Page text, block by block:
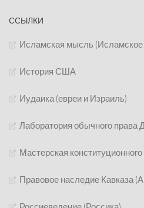
ССЫЛКИ
Исламская мысль (Исламское
История США
Иудаика (евреи и Израиль)
Лаборатория обычного права
Мастерская
Правовое наследие Кавказа